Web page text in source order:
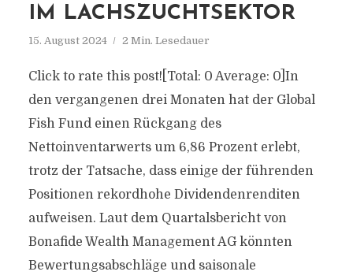
IM LACHSZUCHTSEKTOR
15. August 2024 2 Min. Lesedauer
Click to rate this post![Total: 0 Average: 0]In
den vergangenen drei Monaten hat der Global
Fish Fund einen Rückgang des
Nettoinventarwerts um 6,86 Prozent erlebt,
trotz der Tatsache, dass einige der führenden
Positionen rekordhohe Dividendenrenditen
aufweisen. Laut dem Quartalsbericht von
Bonafide Wealth Management AG könnten
Bewertungsabschläge und saisonale